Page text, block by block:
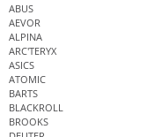
ABUS
AEVOR
ALPINA
ARC'TERYX
ASICS
ATOMIC
BARTS
BLACKROLL
BROOKS